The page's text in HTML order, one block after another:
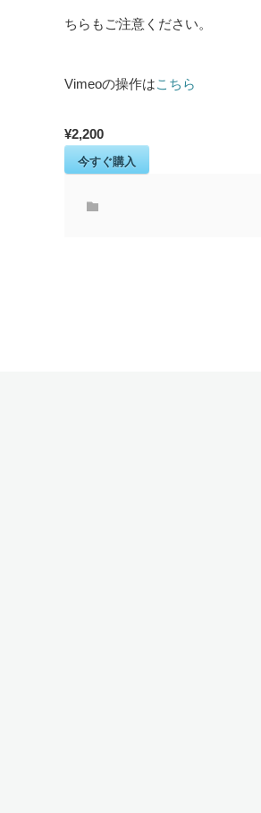
ちらもご注意ください。
Vimeoの操作はこちら
¥2,200
今すぐ購入